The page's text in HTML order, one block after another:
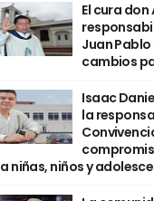
El cura
Juan
cambios
Isaac
la
a niñas, niños y